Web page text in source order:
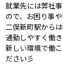
就業先には弊社
ので、お困り事
二俣新町駅から
通勤しやすく働
新しい環境で働
ださい彡